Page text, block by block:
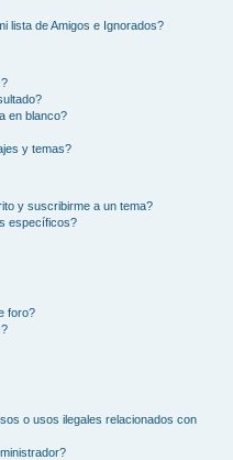
lista de Amigos e Ignorados?
en blanco?
y temas?
y suscribirme a un tema?
específicos?
foro?
o usos ilegales relacionados con